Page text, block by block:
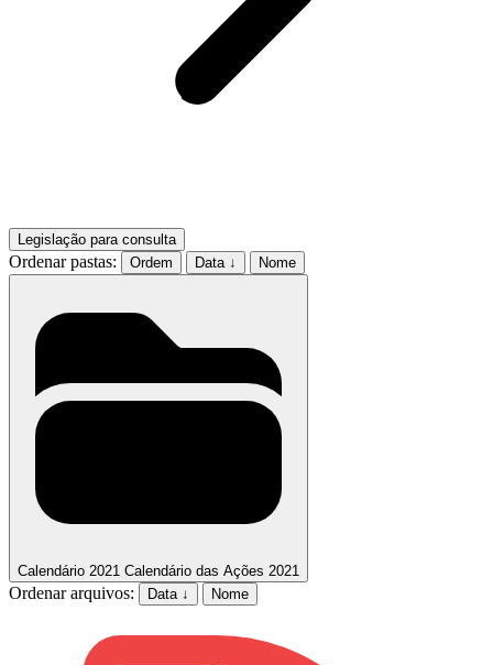
Legislação para consulta
Ordenar pastas: Ordem Data ↓ Nome
Calendário 2021 Calendário das Ações 2021
Ordenar arquivos: Data ↓ Nome